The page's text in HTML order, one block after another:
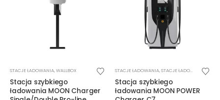
produktu
STACJE ŁADOWANIA,WALLBOX
Stacja szybkiego
ładowania MOON Charger
STACJE ŁADOWANIA,STACJE ŁADOWANIA DC
Stacja szybkiego
ładowania MOON POWER